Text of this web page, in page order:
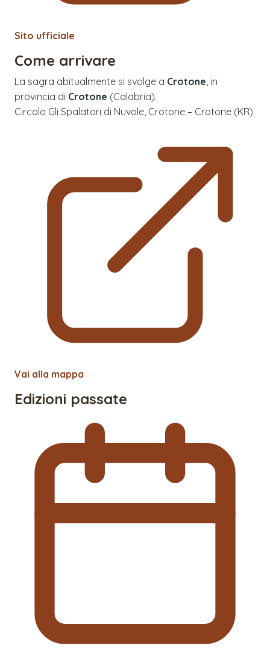
Sito ufficiale
Come arrivare
La sagra abitualmente si svolge a Crotone , in
provincia di Crotone (Calabria).
Circolo Gli Spalatori di Nuvole, Crotone – Crotone (KR)
Vai alla mappa
Edizioni passate